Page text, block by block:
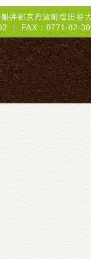
井郡京丹波町塩田谷
｜ FAX：0771-82-